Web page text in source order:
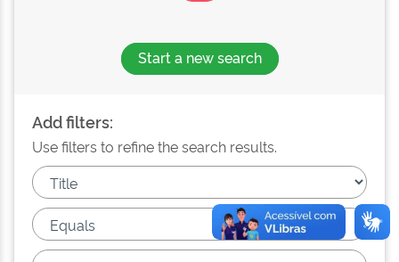
Start a new search
Add filters:
Use filters to refine the search results.